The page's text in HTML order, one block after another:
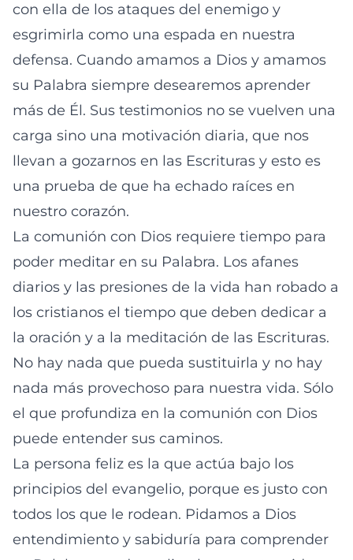
con ella de los ataques del enemigo y
esgrimirla como una espada en nuestra
defensa. Cuando amamos a Dios y amamos
su Palabra siempre desearemos aprender
más de Él. Sus testimonios no se vuelven una
carga sino una motivación diaria, que nos
llevan a gozarnos en las Escrituras y esto es
una prueba de que ha echado raíces en
nuestro corazón.
La comunión con Dios requiere tiempo para
poder meditar en su Palabra. Los afanes
diarios y las presiones de la vida han robado a
los cristianos el tiempo que deben dedicar a
la oración y a la meditación de las Escrituras.
No hay nada que pueda sustituirla y no hay
nada más provechoso para nuestra vida. Sólo
el que profundiza en la comunión con Dios
puede entender sus caminos.
La persona feliz es la que actúa bajo los
principios del evangelio, porque es justo con
todos los que le rodean. Pidamos a Dios
entendimiento y sabiduría para comprender